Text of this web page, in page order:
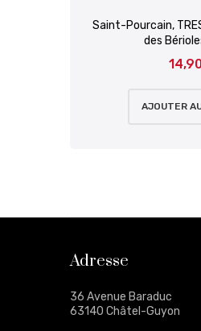
Saint-Pourcain,
des
AJOUTER
Adresse
36 Avenue Baraduc
63140 Châtel-Guyon